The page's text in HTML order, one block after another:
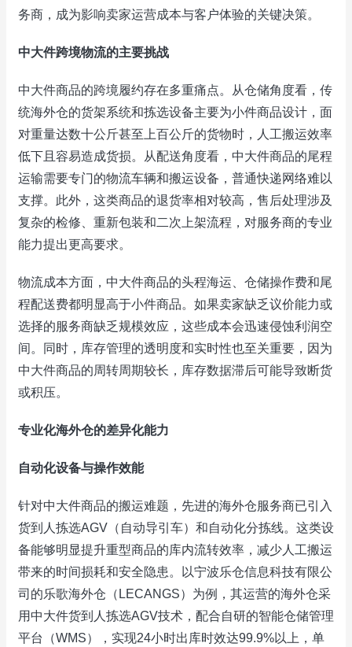
务商，成为影响卖家运营成本与客户体验的关键决策。
中大件跨境物流的主要挑战
中大件商品的跨境履约存在多重痛点。从仓储角度看，传
统海外仓的货架系统和拣选设备主要为小件商品设计，面
对重量达数十公斤甚至上百公斤的货物时，人工搬运效率
低下且容易造成货损。从配送角度看，中大件商品的尾程
运输需要专门的物流车辆和搬运设备，普通快递网络难以
支撑。此外，这类商品的退货率相对较高，售后处理涉及
复杂的检修、重新包装和二次上架流程，对服务商的专业
能力提出更高要求。
物流成本方面，中大件商品的头程海运、仓储操作费和尾
程配送费都明显高于小件商品。如果卖家缺乏议价能力或
选择的服务商缺乏规模效应，这些成本会迅速侵蚀利润空
间。同时，库存管理的透明度和实时性也至关重要，因为
中大件商品的周转周期较长，库存数据滞后可能导致断货
或积压。
专业化海外仓的差异化能力
自动化设备与操作效能
针对中大件商品的搬运难题，先进的海外仓服务商已引入
货到人拣选AGV（自动导引车）和自动化分拣线。这类设
备能够明显提升重型商品的库内流转效率，减少人工搬运
带来的时间损耗和安全隐患。以宁波乐仓信息科技有限公
司的乐歌海外仓（LECANGS）为例，其运营的海外仓采
用中大件货到人拣选AGV技术，配合自研的智能仓储管理
平台（WMS），实现24小时出库时效达99.9%以上，单